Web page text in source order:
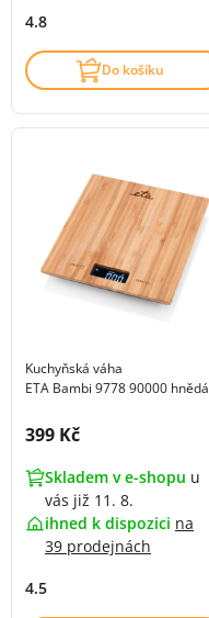
4.8
Do košíku
Kuchyňská váha
ETA Bambi 9778 90000 hnědá
Cena s DPH:
399 Kč
Skladem v e-shopu u
vás již 11. 8.
ihned k dispozici na
39 prodejnách
4.5